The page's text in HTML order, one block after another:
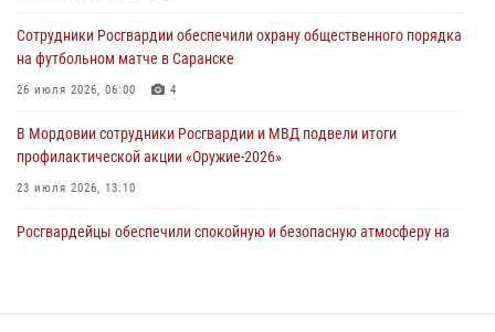
проведения масштабного праздника в Темникове
05 августа 2026, 09:04 4
Сотрудники Росгвардии обеспечили охрану общественного порядка
на футбольном матче в Саранске
26 июля 2026, 06:00 4
В Мордовии сотрудники Росгвардии и МВД подвели итоги
профилактической акции «Оружие‑2026»
23 июля 2026, 13:10
Росгвардейцы обеспечили спокойную и безопасную атмосферу на